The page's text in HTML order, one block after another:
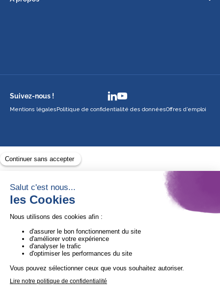
Suivez-nous !
Mentions légalesPolitique de confidentialité des donnéesOffres d’emploi
1ère Organisation de l’ESS certifiée Quali’OP